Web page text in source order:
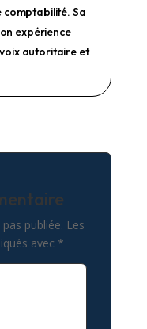
comptabilité. Sa
expérience
autoritaire et
publiée. Les
avec *